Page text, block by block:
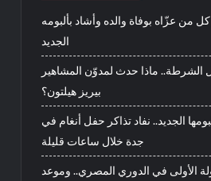
من عزّاه بوفاة والده وأشاد بألبومه
الجديد
الشرطة.. ماذا حدث لمدوّن المشاهير
بيريز هيلتون؟
الجديد.. نفاد تذاكر حفل أنغام في
جدة خلال ساعات قليلة
الأولى في الدوري المصري.. وموعد